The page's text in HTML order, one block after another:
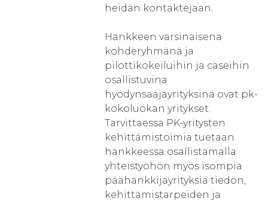
heidän kontaktejaan.
Hankkeen varsinaisena
kohderyhmänä ja
pilottikokeiluihin ja caseihin
osallistuvina
hyödynsaajayrityksinä ovat pk-
kokoluokan yritykset.
Tarvittaessa PK-yritysten
kehittämistoimia tuetaan
hankkeessa osallistamalla
yhteistyöhön myös isompia
päähankkijayrityksiä tiedon,
kehittämistarpeiden ja